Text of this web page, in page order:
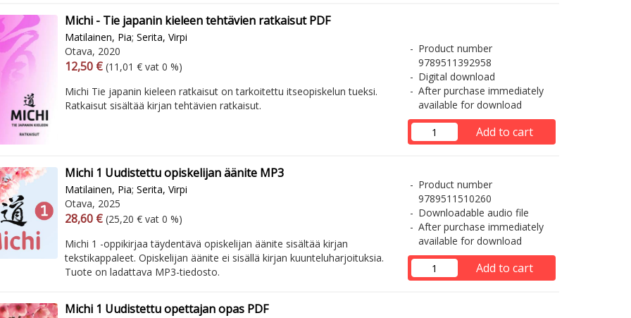
Michi - Tie japanin kieleen tehtävien ratkaisut PDF
Matilainen, Pia; Serita, Virpi
Otava, 2020
Arvonlisäverollinen hinta
12,50 € Excl. vat
(11,01 € vat 0 %)
Michi Tie japanin kieleen ratkaisut on tarkoitettu itseopiskelun tueksi.
Ratkaisut sisältää kirjan tehtävien ratkaisut.
Product number
9789511392958
Digital download
After purchase immediately
available for download
Add to cart
Michi 1 Uudistettu opiskelijan äänite MP3
Matilainen, Pia; Serita, Virpi
Otava, 2025
Arvonlisäverollinen hinta
28,60 € Excl. vat
(25,20 € vat 0 %)
Michi 1 -oppikirjaa täydentävä opiskelijan äänite sisältää kirjan
tekstikappaleet. Opiskelijan äänite ei sisällä kirjan kuunteluharjoituksia.
Tuote on ladattava MP3-tiedosto.
Product number
9789511510260
Downloadable audio file
After purchase immediately
available for download
Add to cart
Michi 1 Uudistettu opettajan opas PDF